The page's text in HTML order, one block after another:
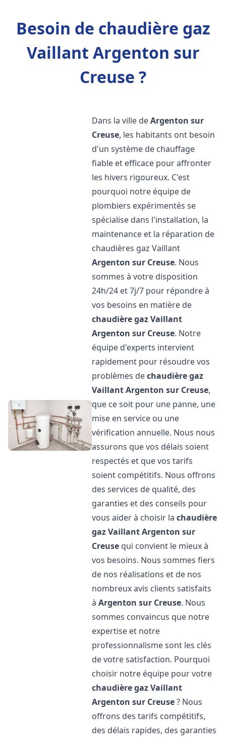
Besoin de chaudière gaz
Vaillant Argenton sur
Creuse ?
Dans la ville deArgenton sur
Creuse, les habitants ont besoin
d'un système de chauffage
fiable et efficace pour affronter
les hivers rigoureux. C'est
pourquoi notre équipe de
plombiers expérimentés se
spécialise dans l'installation, la
maintenance et la réparation de
chaudières gaz Vaillant
Argenton sur Creuse. Nous
sommes à votre disposition
24h/24 et 7j/7 pour répondre à
vos besoins en matière de
chaudière gaz Vaillant
Argenton sur Creuse. Notre
équipe d'experts intervient
rapidement pour résoudre vos
problèmes dechaudière gaz
VaillantArgenton sur Creuse,
que ce soit pour une panne, une
mise en service ou une
vérification annuelle. Nous nous
assurons que vos délais soient
respectés et que vos tarifs
soient compétitifs. Nous offrons
des services de qualité, des
garanties et des conseils pour
vous aider à choisir lachaudière
gaz VaillantArgenton sur
Creuse qui convient le mieux à
vos besoins. Nous sommes fiers
de nos réalisations et de nos
nombreux avis clients satisfaits
àArgenton sur Creuse. Nous
sommes convaincus que notre
expertise et notre
professionnalisme sont les clés
de votre satisfaction. Pourquoi
choisir notre équipe pour votre
chaudière gaz Vaillant
Argenton sur Creuse? Nous
offrons des tarifs compétitifs,
des délais rapides, des garanties